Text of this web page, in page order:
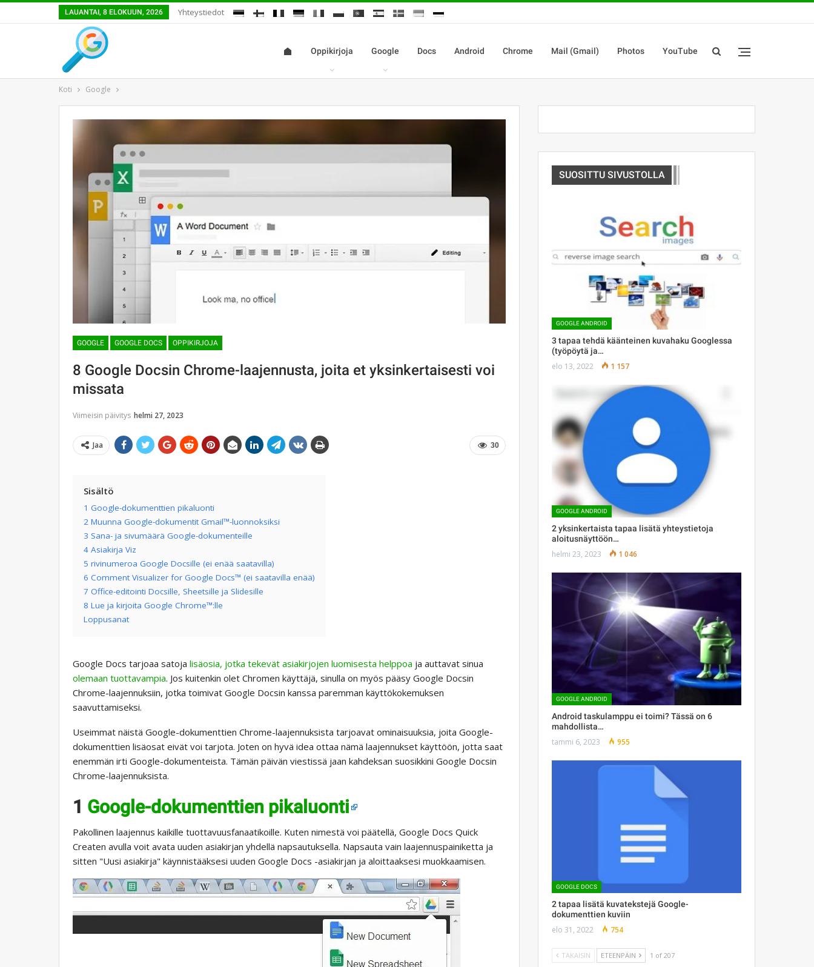
LAUANTAI, 8 ELOKUUN, 2026 Yhteystiedot
Oppikirjoja Google Docs Android Chrome Mail (Gmail) Photos YouTube
Koti Google
GOOGLE GOOGLE DOCS OPPIKIRJOJA
8 Google Docsin Chrome-laajennusta, joita et yksinkertaisesti voi
missata
Viimeisin päivitys helmi 27, 2023
30
Jaa
Sisältö
1 Google-dokumenttien pikaluonti
2 Muunna Google-dokumentit Gmail™-luonnoksiksi
3 Sana- ja sivumäärä Google-dokumenteille
4 Asiakirja Viz
5 rivinumeroa Google Docsille (ei enää saatavilla)
6 Comment Visualizer for Google Docs™ (ei saatavilla enää)
7 Office-editointi Docsille, Sheetsille ja Slidesille
8 Lue ja kirjoita Google Chrome™:lle
Loppusanat
Google Docs tarjoaa satoja lisäosia, jotka tekevät asiakirjojen luomisesta helppoa ja auttavat sinua
olemaan tuottavampia. Jos kuitenkin olet Chromen käyttäjä, sinulla on myös pääsy Google Docsin
Chrome-laajennuksiin, jotka toimivat Google Docsin kanssa paremman käyttökokemuksen
saavuttamiseksi.
Useimmat näistä Google-dokumenttien Chrome-laajennuksista tarjoavat ominaisuuksia, joita Google-
dokumenttien lisäosat eivät voi tarjota. Joten on hyvä idea ottaa nämä laajennukset käyttöön, jotta saat
enemmän irti Google-dokumenteista. Tämän päivän viestissä jaan kahdeksan suosikkini Google Docsin
Chrome-laajennuksista.
1 Google-dokumenttien pikaluonti
Pakollinen laajennus kaikille tuottavuusfanaatikoille. Kuten nimestä voi päätellä, Google Docs Quick
Createn avulla voit avata uuden asiakirjan yhdellä napsautuksella. Napsauta vain laajennuspainiketta ja
sitten "Uusi asiakirja" käynnistääksesi uuden Google Docs -asiakirjan ja aloittaaksesi muokkaamisen.
SUOSITTU SIVUSTOLLA
GOOGLE ANDROID
3 tapaa tehdä käänteinen kuvahaku Googlessa
(työpöytä ja…
elo 13, 2022 1 157
GOOGLE ANDROID
2 yksinkertaista tapaa lisätä yhteystietoja
aloitusnäyttöön…
helmi 23, 2023 1 046
GOOGLE ANDROID
Android taskulamppu ei toimi? Tässä on 6
mahdollista…
tammi 6, 2023 955
GOOGLE DOCS
2 tapaa lisätä kuvatekstejä Google-
dokumenttien kuviin
elo 31, 2022 754
TAKAISIN ETEENPÄIN 1 of 207